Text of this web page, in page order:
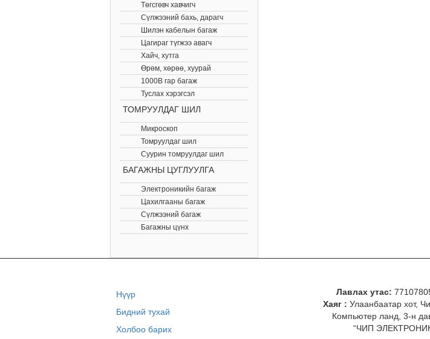
Төгсгөвч хавчигч
Сүлжээний бахь, дарагч
Шилэн кабелын багаж
Цагираг түгжээ авагч
Хайч, хутга
Өрөм, хөрөө, хуурай
1000В гар багаж
Туслах хэрэгсэл
ТОМРУУЛДАГ ШИЛ
Микроскоп
Томруулдаг шил
Суурин томруулдаг шил
БАГАЖНЫ ЦУГЛУУЛГА
Электроникийн багаж
Цахилгааны багаж
Сүлжээний багаж
Багажны цүнх
Нүүр
Бидний тухай
Холбоо барих
Лавлах утас:
Хаяг : Улаанбаатар хот,
Компьютер ланд, 3-н
“ЧИП